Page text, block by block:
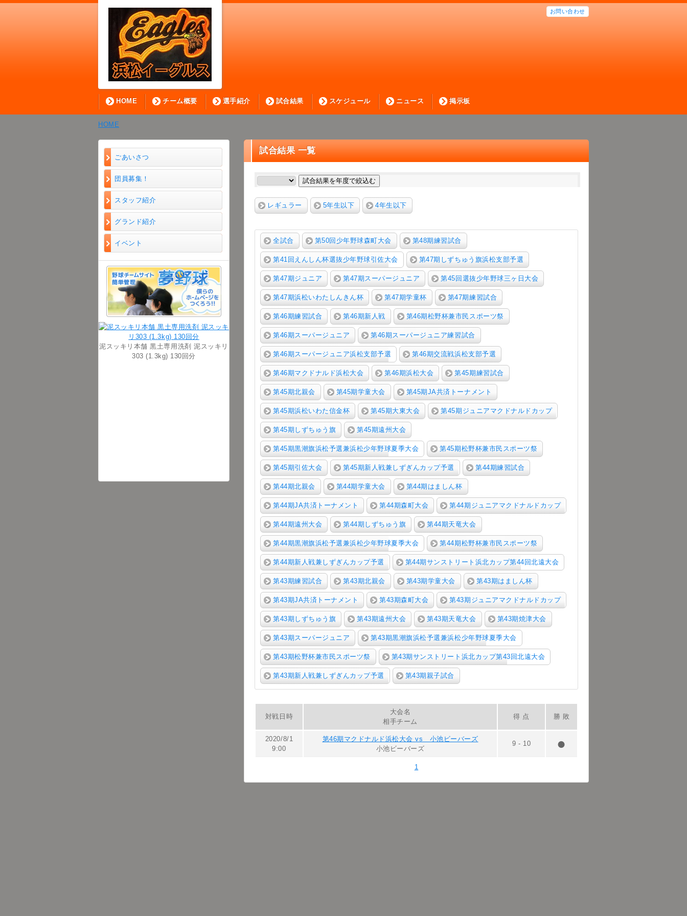
お問い合わせ
HOME チーム概要 選手紹介 試合結果 スケジュール ニュース 掲示板
HOME
ごあいさつ
団員募集！
スタッフ紹介
グランド紹介
イベント
泥スッキリ本舗 黒土専用洗剤 泥スッキリ
303 (1.3kg) 130回分
試合結果 一覧
試合結果を年度で絞込む
レギュラー 5年生以下 4年生以下
全試合 第50回少年野球森町大会 第48期練習試合
第41回えんしん杯選抜少年野球引佐大会 第47期しずちゅう旗浜松支部予選
第47期ジュニア 第47期スーパージュニア 第45回選抜少年野球三ヶ日大会
第47期浜松いわたしんきん杯 第47期学童杯 第47期練習試合
第46期練習試合 第46期新人戦 第46期松野杯兼市民スポーツ祭
第46期スーパージュニア 第46期スーパージュニア練習試合
第46期スーパージュニア浜松支部予選 第46期交流戦浜松支部予選
第46期マクドナルド浜松大会 第46期浜松大会 第45期練習試合
第45期北親会 第45期学童大会 第45期JA共済トーナメント
第45期浜松いわた信金杯 第45期大東大会 第45期ジュニアマクドナルドカップ
第45期しずちゅう旗 第45期遠州大会
第45期黒潮旗浜松予選兼浜松少年野球夏季大会 第45期松野杯兼市民スポーツ祭
第45期引佐大会 第45期新人戦兼しずぎんカップ予選 第44期練習試合
第44期北親会 第44期学童大会 第44期はましん杯
第44期JA共済トーナメント 第44期森町大会 第44期ジュニアマクドナルドカップ
第44期遠州大会 第44期しずちゅう旗 第44期天竜大会
第44期黒潮旗浜松予選兼浜松少年野球夏季大会 第44期松野杯兼市民スポーツ祭
第44期新人戦兼しずぎんカップ予選 第44期サンストリート浜北カップ第44回北遠大会
第43期練習試合 第43期北親会 第43期学童大会 第43期はましん杯
第43期JA共済トーナメント 第43期森町大会 第43期ジュニアマクドナルドカップ
第43期しずちゅう旗 第43期遠州大会 第43期天竜大会 第43期焼津大会
第43期スーパージュニア 第43期黒潮旗浜松予選兼浜松少年野球夏季大会
第43期松野杯兼市民スポーツ祭 第43期サンストリート浜北カップ第43回北遠大会
第43期新人戦兼しずぎんカップ予選 第43期親子試合
対戦日時
大会名
相手チーム
得 点 勝 敗
2020/8/1
9:00
第46期マクドナルド浜松大会 vs 小池ビーバーズ
小池ビーバーズ
9 - 10
1